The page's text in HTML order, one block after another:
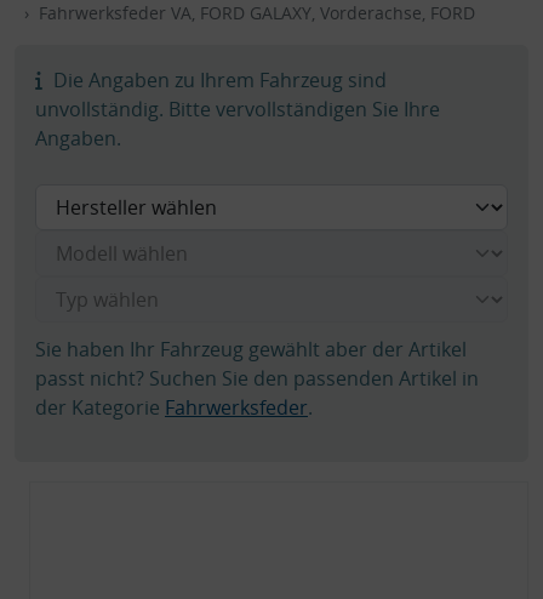
Fahrwerksfeder VA, FORD GALAXY, Vorderachse, FORD
Die Angaben zu Ihrem Fahrzeug sind
unvollständig. Bitte vervollständigen Sie Ihre
Angaben.
Sie haben Ihr Fahrzeug gewählt aber der Artikel
passt nicht? Suchen Sie den passenden Artikel in
der Kategorie Fahrwerksfeder.